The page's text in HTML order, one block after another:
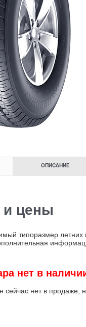
ОПИСАНИЕ
цены
типоразмер летних
нет в
нет в продаже,